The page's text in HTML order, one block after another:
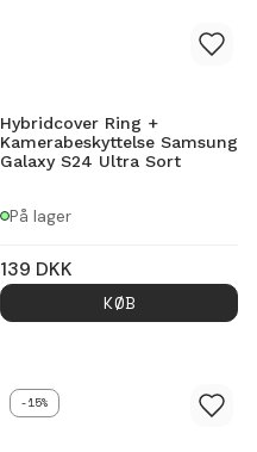
Hybridcover Ring +
Kamerabeskyttelse Samsung
Galaxy S24 Ultra Sort
På lager
139 DKK
KØB
-15%